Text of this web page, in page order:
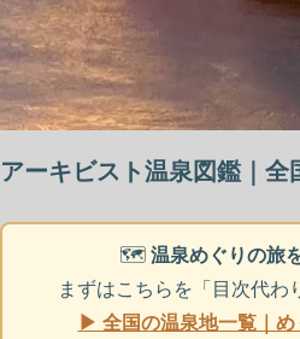
アーキビスト温泉図鑑｜全
🗺️ 温泉めぐりの旅
まずはこちらを「目次代わ
▶ 全国の温泉地一覧｜